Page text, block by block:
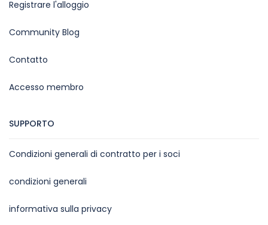
Registrare l'alloggio
Community Blog
Contatto
Accesso membro
SUPPORTO
Condizioni generali di contratto per i soci
condizioni generali
informativa sulla privacy